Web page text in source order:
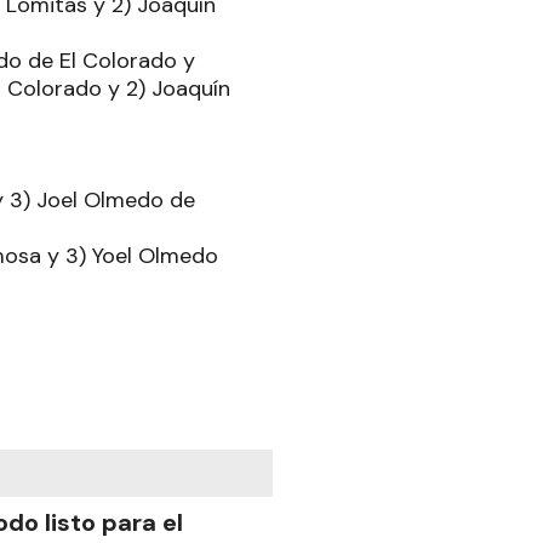
de El Colorado y
Colorado y 2) Joaquín
3) Joel Olmedo de
y 3) Yoel Olmedo
listo para el